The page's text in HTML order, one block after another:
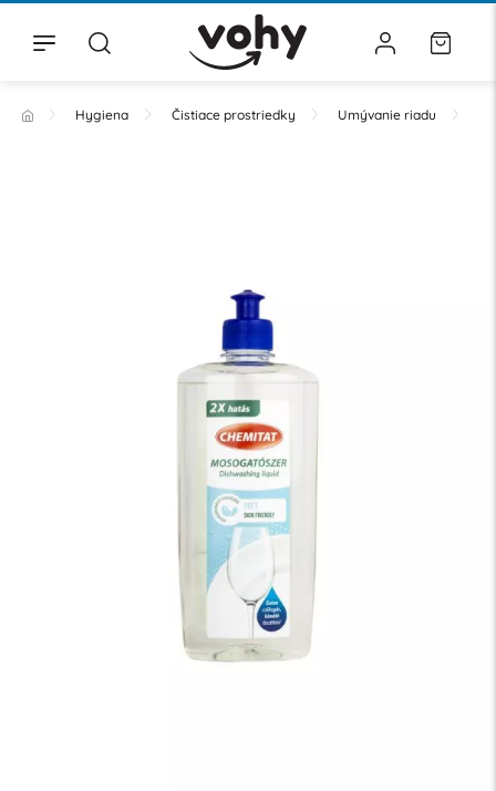
Hygiena Čistiace prostriedky Umývanie riadu